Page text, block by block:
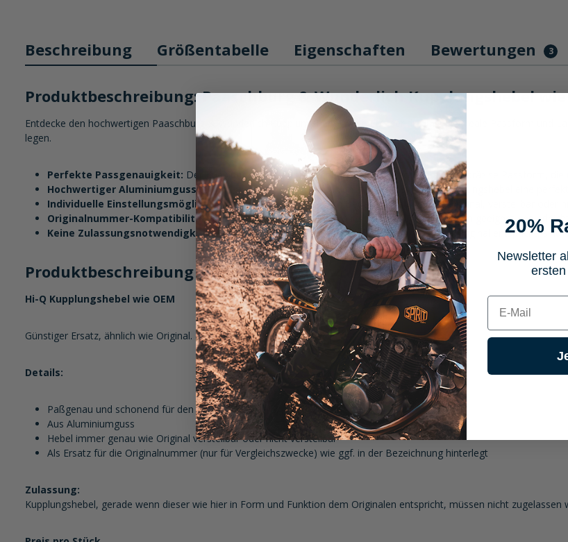
Beschreibung Größentabelle Eigenschaften Bewertungen 3
Produktbeschreibung: Paaschburg & Wunderlich Kupplungshebel wie
Entdecke den hochwertigen Paaschburg & Wunderlich Kupplungshebel wie OEM, der durch seine ideale Passform und
legen.
Perfekte Passgenauigkeit: Der Kupplungshebel von Paaschburg & Wunderlich bietet eine präzise Passform,
Hochwertiger Aluminiumguss:Gefertigt aus robustem Aluminiumguss, bietet dieser Kupplungshebel eine
Individuelle Einstellungsmöglichkeit:Der Hebel kann, je nach Bedarf, genau wie das Original, verstellbar oder
Originalnummer-Kompatibilität:Der Kupplungshebel ist als Ersatz für die Originalnummern geeignet und
Keine Zulassungsnotwendigkeit:Da dieser Kupplungshebel in Form und Funktion dem Original entspricht,
Produktbeschreibung im Detail:
Hi-Q Kupplungshebel wie OEM
Günstiger Ersatz, ähnlich wie Original.
Details:
Paßgenau und schonend für den Geldbeutel
Aus Aluminiumguss
Hebel immer genau wie Original verstellbar oder nicht verstellbar
Als Ersatz für die Originalnummer (nur für Vergleichszwecke) wie ggf. in der Bezeichnung hinterlegt
Zulassung:
Kupplungshebel, gerade wenn dieser wie hier in Form und Funktion dem Originalen entspricht, müssen nicht
20%
Newsletter
E-mail